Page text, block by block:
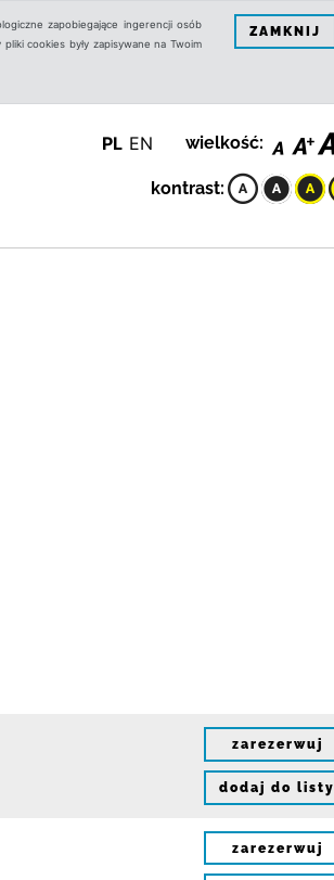
zapobiegające ingerencji osób
cookies były zapisywane na Twoim
ZAMKNIJ
PL EN wielkość:
kontrast:
zarezerwuj
dodaj do listy
zarezerwuj